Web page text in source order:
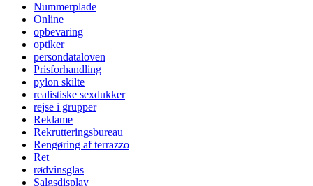
Nummerplade
Online
opbevaring
optiker
persondataloven
Prisforhandling
pylon skilte
realistiske sexdukker
rejse i grupper
Reklame
Rekrutteringsbureau
Rengøring af terrazzo
Ret
rødvinsglas
Salgsdisplay